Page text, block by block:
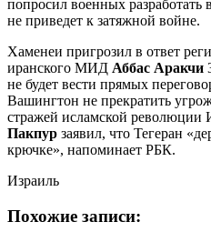
попросил военных разработать
не приведет к затяжной войне.
Хаменеи пригрозил в ответ
иранского МИД Аббас Аракчи
не будет вести прямых
Вашингтон не прекратить
стражей исламской революции
Пакпур заявил, что Тегеран
крючке», напоминает РБК.
Израиль
Похожие записи: